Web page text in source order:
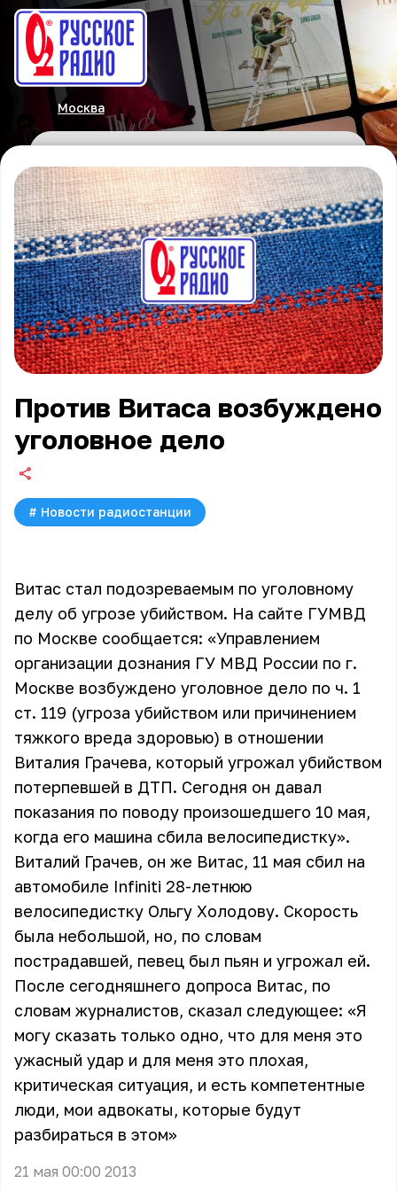
Москва
Против Витаса возбуждено
уголовное дело
# Новости радиостанции
Витас стал подозреваемым по уголовному
делу об угрозе убийством. На сайте ГУМВД
по Москве сообщается: «Управлением
организации дознания ГУ МВД России по г.
Москве возбуждено уголовное дело по ч. 1
ст. 119 (угроза убийством или причинением
тяжкого вреда здоровью) в отношении
Виталия Грачева, который угрожал убийством
потерпевшей в ДТП. Сегодня он давал
показания по поводу произошедшего 10 мая,
когда его машина сбила велосипедистку».
Виталий Грачев, он же Витас, 11 мая сбил на
автомобиле Infiniti 28-летнюю
велосипедистку Ольгу Холодову. Скорость
была небольшой, но, по словам
пострадавшей, певец был пьян и угрожал ей.
После сегодняшнего допроса Витас, по
словам журналистов, сказал следующее: «Я
могу сказать только одно, что для меня это
ужасный удар и для меня это плохая,
критическая ситуация, и есть компетентные
люди, мои адвокаты, которые будут
разбираться в этом»
21 мая 00:00 2013